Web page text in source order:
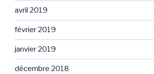
avril 2019
février 2019
janvier 2019
décembre 2018